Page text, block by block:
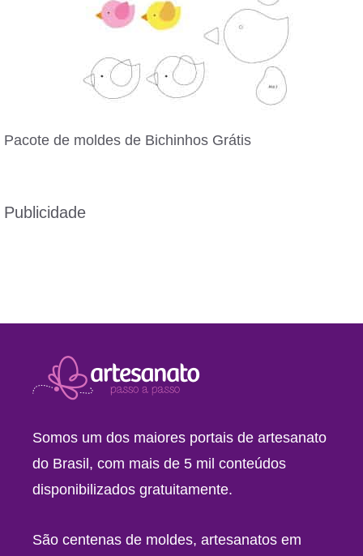
Pacote de moldes de Bichinhos Grátis
Publicidade
Somos um dos maiores portais de artesanato
do Brasil, com mais de 5 mil conteúdos
disponibilizados gratuitamente.
São centenas de moldes, artesanatos em